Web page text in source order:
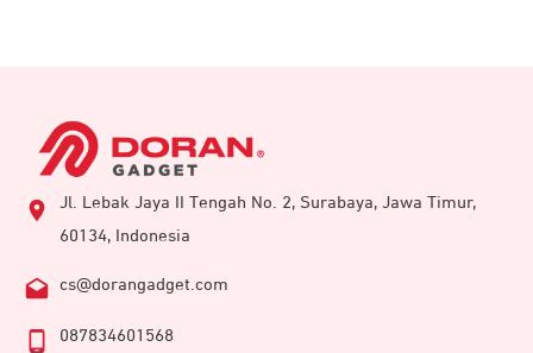
Jl. Lebak Jaya II Tengah No. 2, Surabaya, Jawa Timur,
60134, Indonesia
cs@dorangadget.com
087834601568